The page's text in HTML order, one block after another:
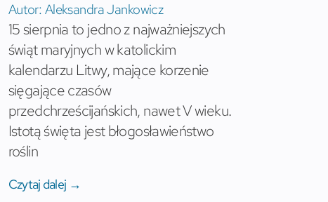
Autor: Aleksandra Jankowicz
15 sierpnia to jedno z najważniejszych
świąt maryjnych w katolickim
kalendarzu Litwy, mające korzenie
sięgające czasów
przedchrześcijańskich, nawet V wieku.
Istotą święta jest błogosławieństwo
roślin
Czytaj dalej →